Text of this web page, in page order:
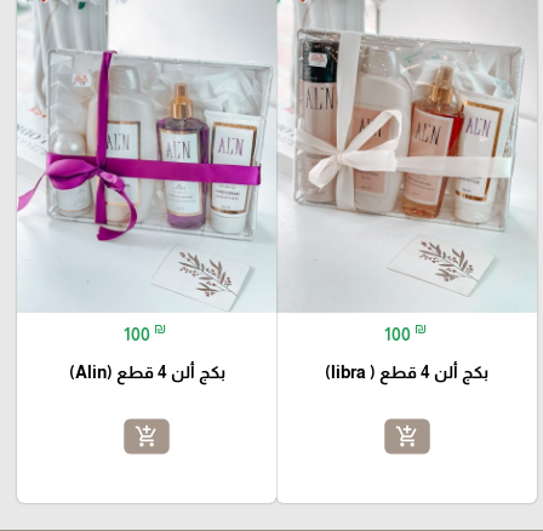
100 ₪
بكج ألن 4 قطع ( libra)
add_shopping_cart
100 ₪
بكج ألن 4 قطع (Alin)
add_shopping_cart